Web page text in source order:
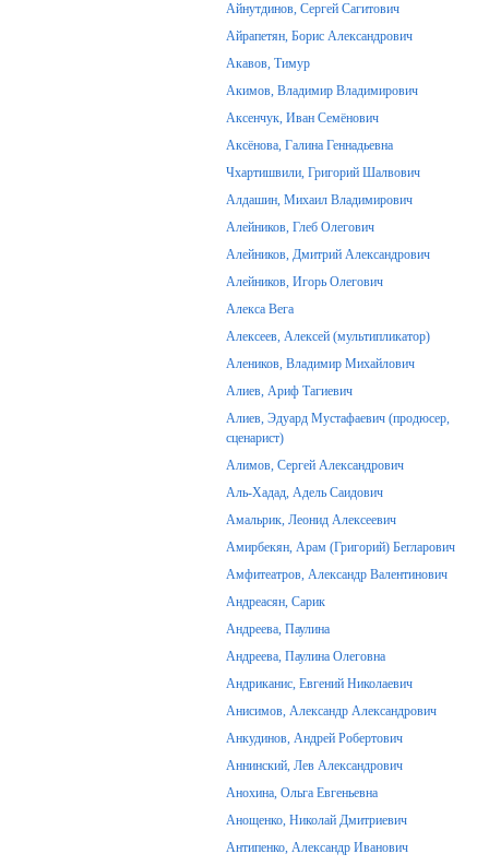
Айнутдинов, Сергей Сагитович
Айрапетян, Борис Александрович
Акавов, Тимур
Акимов, Владимир Владимирович
Аксенчук, Иван Семёнович
Аксёнова, Галина Геннадьевна
Чхартишвили, Григорий Шалвович
Алдашин, Михаил Владимирович
Алейников, Глеб Олегович
Алейников, Дмитрий Александрович
Алейников, Игорь Олегович
Алекса Вега
Алексеев, Алексей (мультипликатор)
Алеников, Владимир Михайлович
Алиев, Ариф Тагиевич
Алиев, Эдуард Мустафаевич (продюсер,
сценарист)
Алимов, Сергей Александрович
Аль-Хадад, Адель Саидович
Амальрик, Леонид Алексеевич
Амирбекян, Арам (Григорий) Бегларович
Амфитеатров, Александр Валентинович
Андреасян, Сарик
Андреева, Паулина
Андреева, Паулина Олеговна
Андриканис, Евгений Николаевич
Анисимов, Александр Александрович
Анкудинов, Андрей Робертович
Аннинский, Лев Александрович
Анохина, Ольга Евгеньевна
Анощенко, Николай Дмитриевич
Антипенко, Александр Иванович